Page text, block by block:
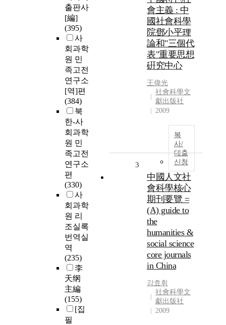
출판사
[編]
(395)
사
회과학
원 민
족고전
연구소
[역]편
(384)
북
한-사
회과학
원 민
족고전
연구소
편
(330)
사
회과학
원 리
조실록
번역실
역
(235)
李
天纲
主編
(155)
[집
필
會主義 : 中
國社會科學
院鄧小平理
論和"三個代
表"重要思想
硏究中心
王偉光
社會科學文
獻出版社
2009
복
사/
대출
신청
3
中國人文社
會科學核心
期刊要覽 =
(A) guide to
the
humanities &
social science
core journals
in China
강효휘
社會科學文
獻出版社
2009